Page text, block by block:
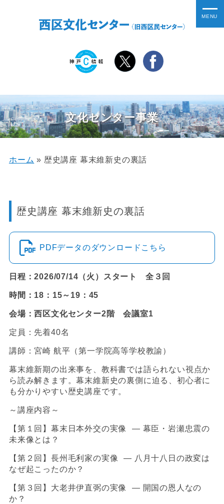
文化センター事業
ホーム » 歴史講座 幕末維新史の裏話
歴史講座 幕末維新史の裏話
PDFデータのダウンロードこちら
日程：2026/07/14（火）スタート 全３回
時間：18：15～19：45
会場：西区文化センター2階 会議室1
定員：先着40名
講師：宮崎 航平（第一学院高等学校教諭）
幕末維新期の出来事を、教科書では語られない視点か
ら読み解きます。幕末維新史の裏側に迫る、初心者に
も分かりやすい歴史講座です。
～講座内容～
【第１回】幕末日本外交の実像 ― 幕臣・岩瀬忠震の
未来像とは？
【第２回】長州毛利家の実像 ― 八月十八日の政変は
なぜ起こったのか？
【第３回】大老井伊直弼の実像 ― 開国の恩人なの
か？